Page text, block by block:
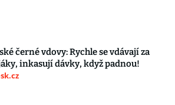
černé vdovy: Rychle se vdávají za
inkasují dávky, když padnou!